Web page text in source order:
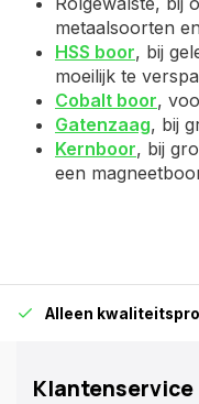
metaalsoorten
HSS boor, bij
moeilijk te
Cobalt boor,
Gatenzaag, bij
Kernboor, bij
een
Alleen
Klantenservice